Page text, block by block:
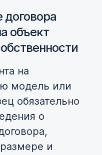
договора
объект
на
модель или
обязательно
о
и